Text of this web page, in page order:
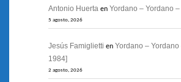
Antonio Huerta en Yordano – Yordano
5 agosto, 2026
Jesús Famiglietti en Yordano –
1984]
2 agosto, 2026